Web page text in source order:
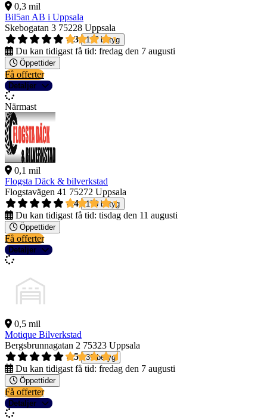
0,3 mil
Bil5an AB i Uppsala
Skebogatan 3 75228 Uppsala
4,3
117 betyg
Du kan tidigast få tid: fredag den 7 augusti
Öppettider
Få offerter
Detaljer
Närmast
0,1 mil
Flogsta Däck & bilverkstad
Flogstavägen 41 75272 Uppsala
4,4
170 betyg
Du kan tidigast få tid: tisdag den 11 augusti
Öppettider
Få offerter
Detaljer
0,5 mil
Motique Bilverkstad
Bergsbrunnagatan 2 75323 Uppsala
4,5
39 betyg
Du kan tidigast få tid: fredag den 7 augusti
Öppettider
Få offerter
Detaljer